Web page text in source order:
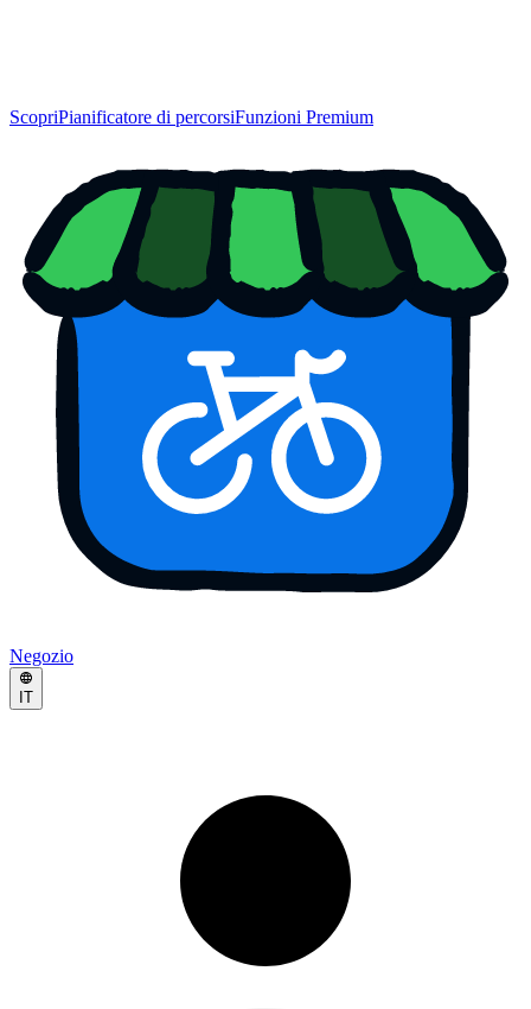
ScopriPianificatore di percorsiFunzioni Premium
Negozio
IT